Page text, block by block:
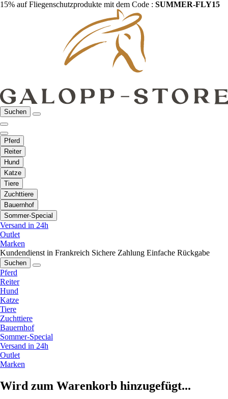
15% auf Fliegenschutzprodukte mit dem Code : SUMMER-FLY15
Suchen
Pferd
Reiter
Hund
Katze
Tiere
Zuchttiere
Bauernhof
Sommer-Special
Versand in 24h
Outlet
Marken
Kundendienst in Frankreich Sichere Zahlung Einfache Rückgabe
Suchen
Pferd
Reiter
Hund
Katze
Tiere
Zuchttiere
Bauernhof
Sommer-Special
Versand in 24h
Outlet
Marken
Wird zum Warenkorb hinzugefügt...